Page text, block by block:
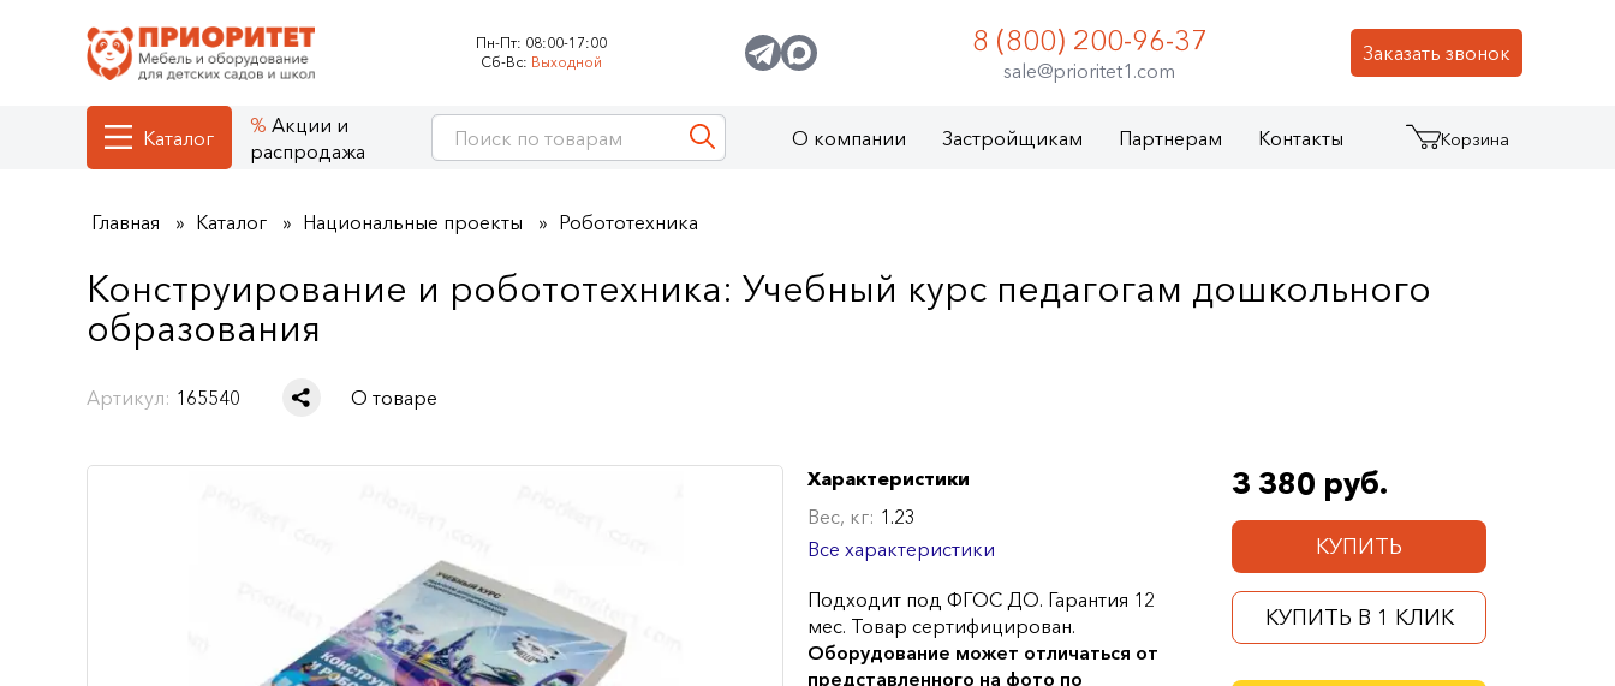
Пн-Пт: 08:00-17:00
Сб-Вс: Выходной Заказать звонок
8 (800) 200-96-37
sale@prioritet1.com
Каталог
Акции и
распродажа
О компании Застройщикам Партнерам Контакты Корзина
Главная Каталог Национальные проекты Робототехника
Конструирование и робототехника: Учебный курс педагогам дошкольного
образования
Артикул: 165540 О товаре
3 380 руб.
КУПИТЬ
КУПИТЬ В 1 КЛИК
Характеристики
Вес, кг: 1.23
Все характеристики
Подходит под ФГОС ДО. Гарантия 12
мес. Товар сертифицирован.
Оборудование может отличаться от
представленного на фото по